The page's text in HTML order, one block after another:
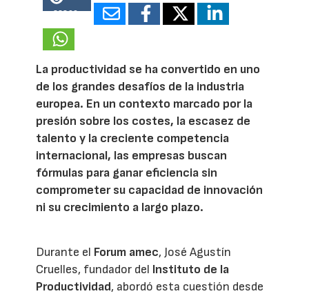
22896
La productividad se ha convertido en uno
de los grandes desafíos de la industria
europea. En un contexto marcado por la
presión sobre los costes, la escasez de
talento y la creciente competencia
internacional, las empresas buscan
fórmulas para ganar eficiencia sin
comprometer su capacidad de innovación
ni su crecimiento a largo plazo.
Durante el Forum amec, José Agustín
Cruelles, fundador del Instituto de la
Productividad, abordó esta cuestión desde